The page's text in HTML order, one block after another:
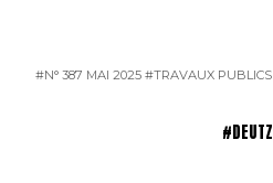
#N° 387 MAI 2025 #TRAVAUX PUBLICS
#DEUTZ